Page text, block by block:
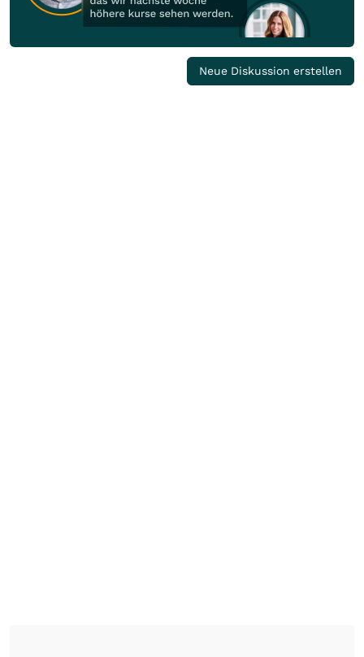
Neue Diskussion erstellen